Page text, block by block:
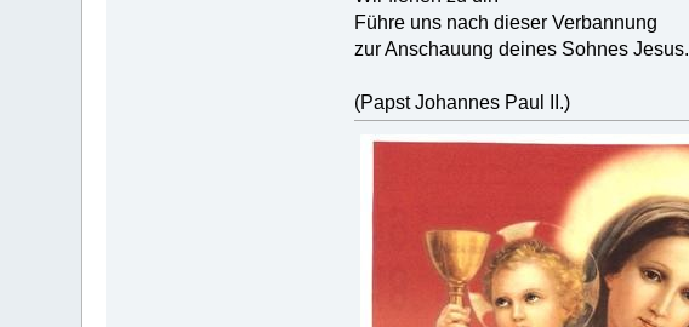
Führe uns nach dieser Verbannung
zur Anschauung deines Sohnes Jesus.
(Papst Johannes Paul II.)